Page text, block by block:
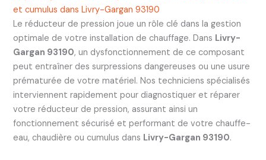
et cumulus dans Livry-Gargan 93190
Le réducteur de pression joue un rôle clé dans la gestion
optimale de votre installation de chauffage. Dans Livry-
Gargan 93190, un dysfonctionnement de ce composant
peut entraîner des surpressions dangereuses ou une usure
prématurée de votre matériel. Nos techniciens spécialisés
interviennent rapidement pour diagnostiquer et réparer
votre réducteur de pression, assurant ainsi un
fonctionnement sécurisé et performant de votre chauffe-
eau, chaudière ou cumulus dans Livry-Gargan 93190.